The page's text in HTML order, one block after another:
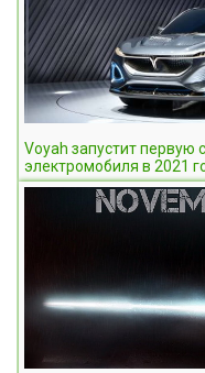
Voyah запустит
электромобиля в 2021